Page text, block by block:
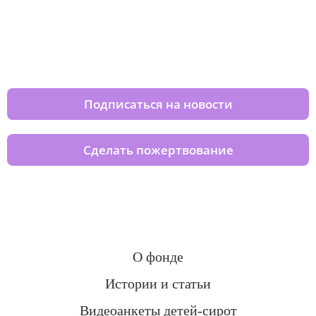
Подписаться на новости
Сделать пожертвование
О фонде
Истории и статьи
Видеоанкеты детей-сирот